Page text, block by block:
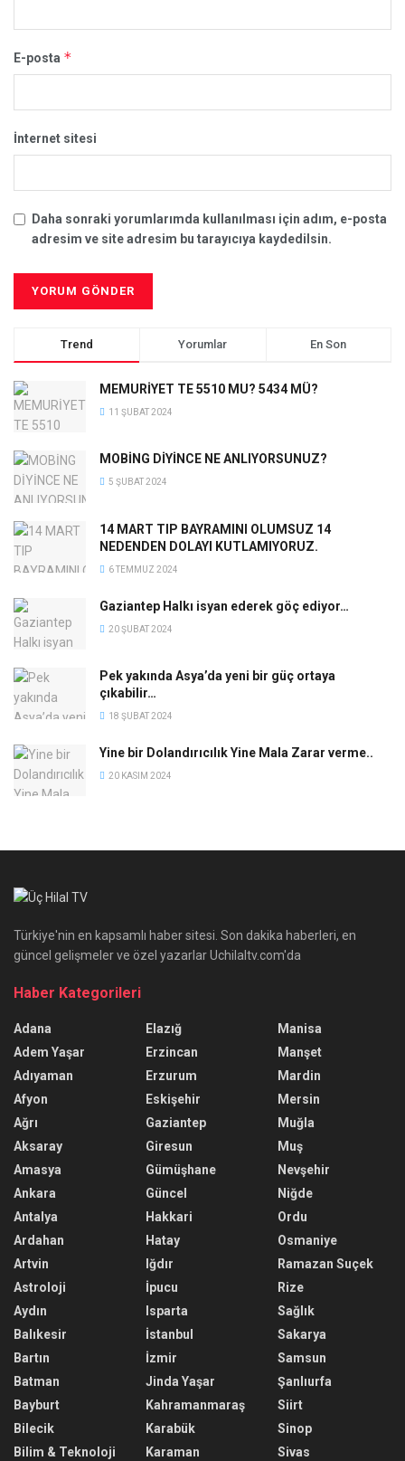
E-posta *
İnternet sitesi
Daha sonraki yorumlarımda kullanılması için adım, e-posta
adresim ve site adresim bu tarayıcıya kaydedilsin.
Trend Yorumlar En Son
MEMURİYET TE 5510 MU? 5434 MÜ?
11 ŞUBAT 2024
MOBİNG DİYİNCE NE ANLIYORSUNUZ?
5 ŞUBAT 2024
14 MART TIP BAYRAMINI OLUMSUZ 14
NEDENDEN DOLAYI KUTLAMIYORUZ.
6 TEMMUZ 2024
Gaziantep Halkı isyan ederek göç ediyor…
20 ŞUBAT 2024
Pek yakında Asya’da yeni bir güç ortaya
çıkabilir…
18 ŞUBAT 2024
Yine bir Dolandırıcılık Yine Mala Zarar verme..
20 KASIM 2024
Türkiye'nin en kapsamlı haber sitesi. Son dakika haberleri, en
güncel gelişmeler ve özel yazarlar Uchilaltv.com'da
Haber Kategorileri
Adana
Adem Yaşar
Adıyaman
Afyon
Ağrı
Aksaray
Amasya
Ankara
Antalya
Ardahan
Artvin
Astroloji
Aydın
Balıkesir
Bartın
Batman
Bayburt
Bilecik
Bilim & Teknoloji
Elazığ
Erzincan
Erzurum
Eskişehir
Gaziantep
Giresun
Gümüşhane
Güncel
Hakkari
Hatay
Iğdır
İpucu
Isparta
İstanbul
İzmir
Jinda Yaşar
Kahramanmaraş
Karabük
Karaman
Manisa
Manşet
Mardin
Mersin
Muğla
Muş
Nevşehir
Niğde
Ordu
Osmaniye
Ramazan Suçek
Rize
Sağlık
Sakarya
Samsun
Şanlıurfa
Siirt
Sinop
Sivas